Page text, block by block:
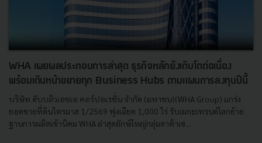
WHA เผยผลประกอบการล่าสุด ธุรกิจหลักยังเติบโตต่อเนื่อง
พร้อมเดินหน้าขยายทุก Business Hubs ตามแผนการลงทุนปีนี้
บริษัท ดับบลิวเอชเอ คอร์ปอเรชั่น จำกัด (มหาชน)(WHA Group) แกร่ง
ยอดขายที่ดินไตรมาส 1/2569 พุ่งเฉียด 1,000 ไร่ รับเมกะเทรนด์โลกย้าย
ฐานการผลิตเข้านิคม WHA ล่าสุดยักษ์ใหญ่กลุ่มดาต้าเซ...